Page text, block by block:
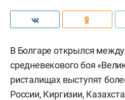
В Болгаре открылся
средневекового боя
ристалищах выступят
России, Киргизии,